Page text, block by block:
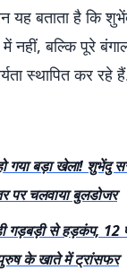
यह बताता है कि
नहीं, बल्कि पूरे
स्थापित कर रहे
गया बड़ा खेला! शुभेंदु
पर चलवाया बुलडोजर
गड़बड़ी से हड़कंप, 12
के खाते में ट्रांसफर